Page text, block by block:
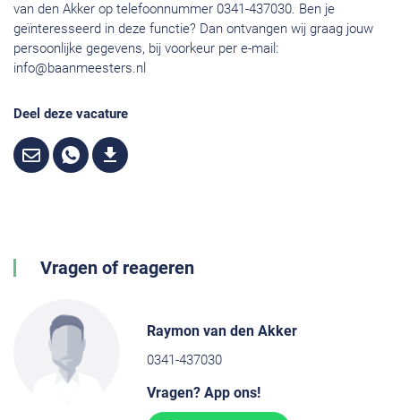
van den Akker op telefoonnummer 0341-437030. Ben je
geïnteresseerd in deze functie? Dan ontvangen wij graag jouw
persoonlijke gegevens, bij voorkeur per e-mail:
info@baanmeesters.nl
Deel deze vacature
Vragen of reageren
Raymon van den Akker
0341-437030
Vragen? App ons!